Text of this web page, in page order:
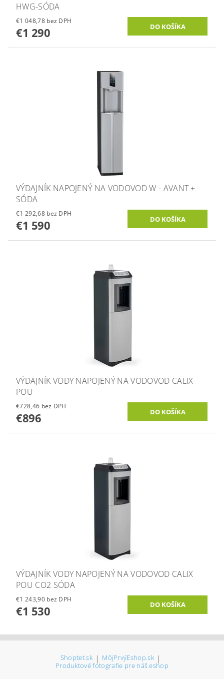
HWG-SÓDA
€1 048,78 bez DPH
€1 290
VÝDAJNÍK NAPOJENÝ NA VODOVOD W - AVANT +
SÓDA
€1 292,68 bez DPH
€1 590
VÝDAJNÍK VODY NAPOJENÝ NA VODOVOD CALIX
POU
€728,46 bez DPH
€896
VÝDAJNÍK VODY NAPOJENÝ NA VODOVOD CALIX
POU CO2 SÓDA
€1 243,90 bez DPH
€1 530
Shoptet.sk | MôjPrvýEshop.sk |
Produktové fotografie pre náš eshop